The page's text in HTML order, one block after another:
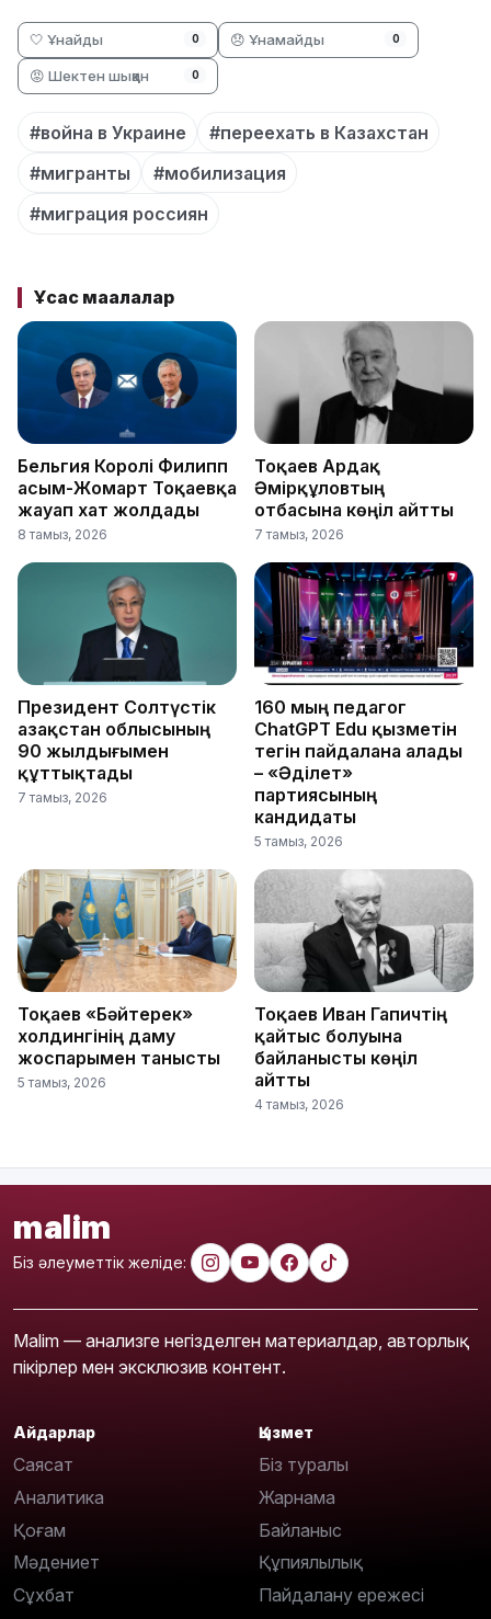
🤍 Ұнайды 0 😞 Ұнамайды 0
😡 Шектен шыққан 0
#война в Украине
#переехать в Казахстан
#мигранты
#мобилизация
#миграция россиян
Ұқсас мақалалар
Бельгия Королі Филипп
Қасым-Жомарт Тоқаевқа
жауап хат жолдады
8 тамыз, 2026
Тоқаев Ардақ
Әмірқұловтың
отбасына көңіл айтты
7 тамыз, 2026
Президент Солтүстік
Қазақстан облысының
90 жылдығымен
құттықтады
7 тамыз, 2026
160 мың педагог
ChatGPT Edu қызметін
тегін пайдалана алады
– «Әділет»
партиясының
кандидаты
5 тамыз, 2026
Тоқаев «Бәйтерек»
холдингінің даму
жоспарымен танысты
5 тамыз, 2026
Тоқаев Иван Гапичтің
қайтыс болуына
байланысты көңіл
айтты
4 тамыз, 2026
malim
Біз әлеуметтік желіде:
Malim — анализге негізделген материалдар, авторлық
пікірлер мен эксклюзив контент.
Айдарлар
Саясат
Аналитика
Қоғам
Мәдениет
Сұхбат
Қызмет
Біз туралы
Жарнама
Байланыс
Құпиялылық
Пайдалану ережесі